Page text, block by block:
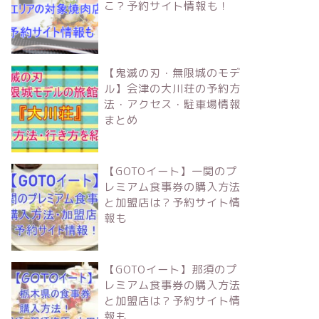
こ？予約サイト情報も！
【鬼滅の刃・無限城のモデ
ル】会津の大川荘の予約方
法・アクセス・駐車場情報
まとめ
【GOTOイート】一関のプ
レミアム食事券の購入方法
と加盟店は？予約サイト情
報も
【GOTOイート】那須のプ
レミアム食事券の購入方法
と加盟店は？予約サイト情